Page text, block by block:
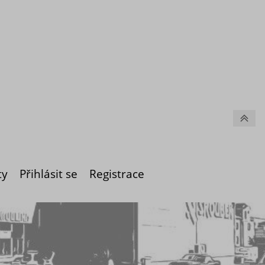
Přihlásit se Registrace